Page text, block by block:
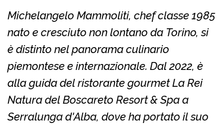
Michelangelo Mammoliti, chef classe 1985
nato e cresciuto non lontano da Torino, si
è distinto nel panorama culinario
piemontese e internazionale. Dal 2022, è
alla guida del ristorante gourmet La Rei
Natura del Boscareto Resort & Spa a
Serralunga d'Alba, dove ha portato il suo